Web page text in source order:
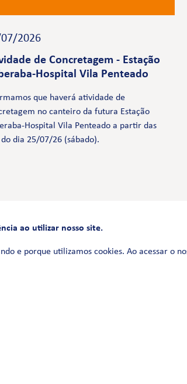
2026
de Concretagem - Estação
Hospital Vila Penteado
que haverá atividade de
no canteiro da futura Estação
Hospital Vila Penteado a partir das
dia 25/07/26 (sábado).
FALE CONOSCO
0800 580 3172
ao utilizar nosso site.
e porque utilizamos cookies. Ao acessar o